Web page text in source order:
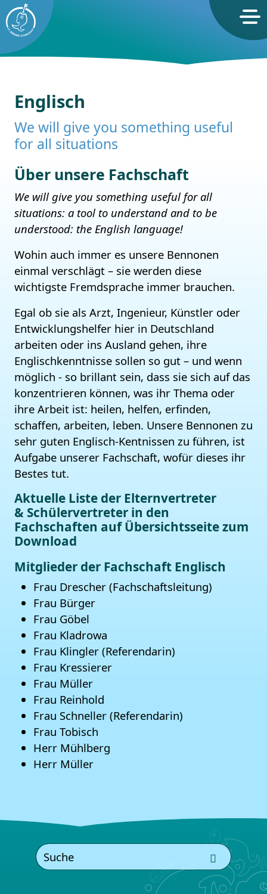
St. Benno-Gymnasium Dresden
Englisch
We will give you something useful
for all situations
Über unsere Fachschaft
We will give you something useful for all
situations: a tool to understand and to be
understood: the English language!
Wohin auch immer es unsere Bennonen
einmal verschlägt – sie werden diese
wichtigste Fremdsprache immer brauchen.
Egal ob sie als Arzt, Ingenieur, Künstler oder
Entwicklungshelfer hier in Deutschland
arbeiten oder ins Ausland gehen, ihre
Englischkenntnisse sollen so gut – und wenn
möglich - so brillant sein, dass sie sich auf das
konzentrieren können, was ihr Thema oder
ihre Arbeit ist: heilen, helfen, erfinden,
schaffen, arbeiten, leben. Unsere Bennonen zu
sehr guten Englisch-Kentnissen zu führen, ist
Aufgabe unserer Fachschaft, wofür dieses ihr
Bestes tut.
Aktuelle Liste der Elternvertreter
& Schülervertreter in den
Fachschaften auf Übersichtsseite zum
Download
Mitglieder der Fachschaft Englisch
Frau Drescher (Fachschaftsleitung)
Frau Bürger
Frau Göbel
Frau Kladrowa
Frau Klingler (Referendarin)
Frau Kressierer
Frau Müller
Frau Reinhold
Frau Schneller (Referendarin)
Frau Tobisch
Herr Mühlberg
Herr Müller